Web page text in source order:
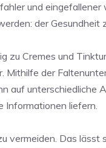
und eingefallener
der Gesundheit
zu Cremes und
Mithilfe der
auf unterschiedliche
Informationen liefern.
vermeiden. Das lässt